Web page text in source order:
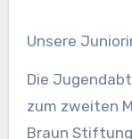
Unsere
Die
zum zweiten
Braun